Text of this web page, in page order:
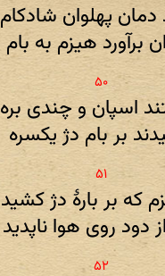
دمان پهلوان شادکام
برآورد هیزم به بام
اسپان و چندی بره
بر بام دژ یکسره
که بر بارهٔ دژ کشید
دود روی هوا ناپدید